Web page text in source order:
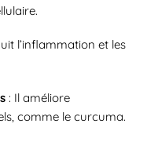
l’inflammation et les
: Il améliore
comme le curcuma.